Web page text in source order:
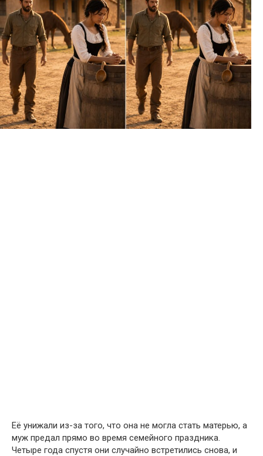
Её унижали из-за того, что она не могла стать матерью, а
муж предал прямо во время семейного праздника.
Четыре года спустя они случайно встретились снова, и